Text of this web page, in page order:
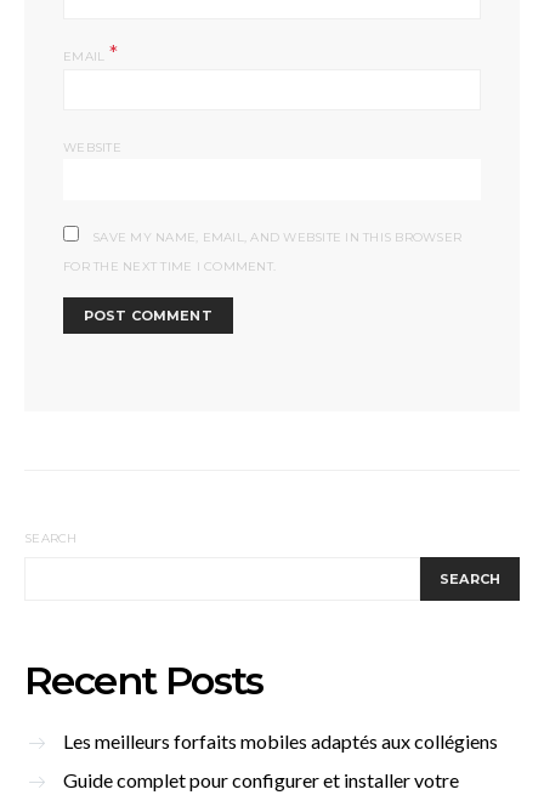
EMAIL *
WEBSITE
SAVE MY NAME, EMAIL, AND WEBSITE IN THIS BROWSER
FOR THE NEXT TIME I COMMENT.
SEARCH
SEARCH
Recent Posts
Les meilleurs forfaits mobiles adaptés aux collégiens
Guide complet pour configurer et installer votre